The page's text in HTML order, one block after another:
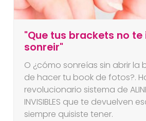
"Que tus brackets no
sonreir"
O ¿cómo sonreías sin abrir la
de hacer tu book de fotos?.
revolucionario sistema de
INVISIBLES que te devuelven
siempre quisiste tener.